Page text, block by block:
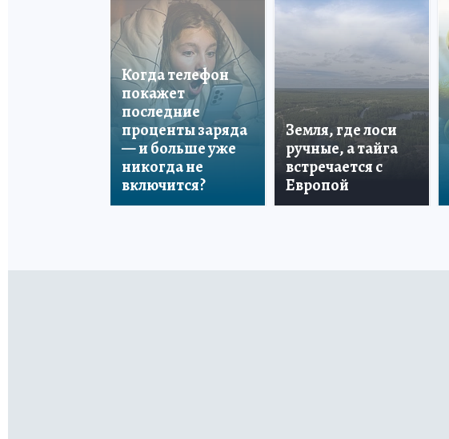
Когда телефон
покажет
последние
проценты заряда
— и больше уже
никогда не
включится?
Земля, где лоси
ручные, а тайга
встречается с
Европой